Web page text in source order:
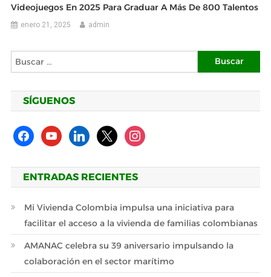
Videojuegos En 2025 Para Graduar A Más De 800 Talentos
enero 21, 2025 admin
Buscar:
SÍGUENOS
facebookyoutubelinkedin
x instagram
ENTRADAS RECIENTES
Mi Vivienda Colombia impulsa una iniciativa para
facilitar el acceso a la vivienda de familias colombianas
AMANAC celebra su 39 aniversario impulsando la
colaboración en el sector marítimo